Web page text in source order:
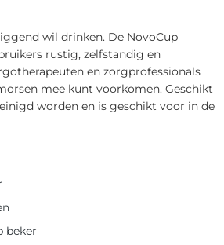
wil drinken. De NovoCup
rustig, zelfstandig en
en zorgprofessionals
mee kunt voorkomen. Geschikt
worden en is geschikt voor in de
beker